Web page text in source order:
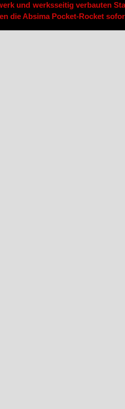
und werksseitig verbauten
die Absima Pocket-Rocket